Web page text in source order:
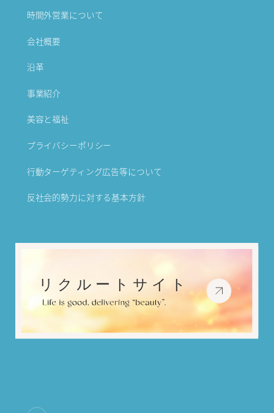
時間外営業について
会社概要
沿革
事業紹介
美容と福祉
プライバシーポリシー
行動ターゲティング広告等について
反社会的勢力に対する基本方針